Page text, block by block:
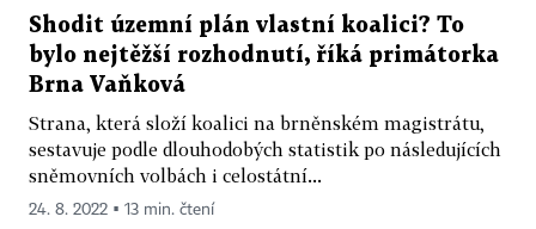
Shodit územní plán vlastní koalici? To
bylo nejtěžší rozhodnutí, říká primátorka
Brna Vaňková
Strana, která složí koalici na brněnském magistrátu,
sestavuje podle dlouhodobých statistik po následujících
sněmovních volbách i celostátní...
24. 8. 2022 ▪ 13 min. čtení